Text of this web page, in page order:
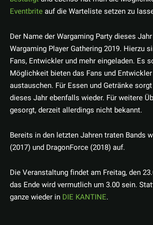
Eventbriteauf die Warteliste setzen zu
Der Name der Wargaming Party dieses
Wargaming Player Gathering 2019. Hierzu
Fans, Entwickler und mehr eingeladen. Es
Möglichkeit bieten das Fans und
austauschen. Für Essen und Getränke
dieses Jahr ebenfalls wieder. Für weitere
gesorgt, derzeit allerdings nicht bekannt.
Bereits in den letzten Jahren traten Bands
(2017) und DragonForce (2018) auf.
Die Veranstaltung findet am Freitag, den
das Ende wird vermutlich um 3.00 sein.
ganze wieder in DIE KANTINE.